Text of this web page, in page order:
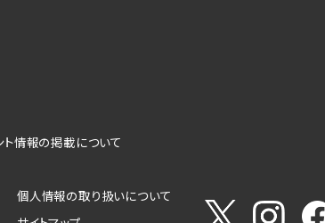
ト情報の掲載について
個人情報の取り扱いについて